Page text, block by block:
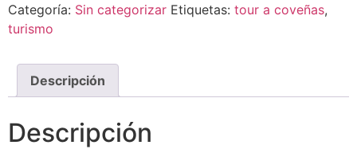
Categoría: Sin categorizar Etiquetas: tour a coveñas,
turismo
Descripción
Descripción